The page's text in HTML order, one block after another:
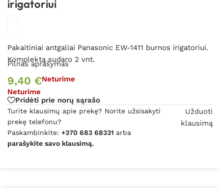
irigatoriui
Pakaitiniai antgaliai Panasonic EW-1411 burnos irigatoriui.
Komplektą sudaro 2 vnt.
Pilnas aprašymas
9,40 €Neturime
Neturime
Pridėti prie norų sąrašo
Turite klausimų apie prekę? Norite užsisakyti
prekę telefonu?
Paskambinkite: +370 683 68331 arba
parašykite savo klausimą.
Užduoti
klausimą